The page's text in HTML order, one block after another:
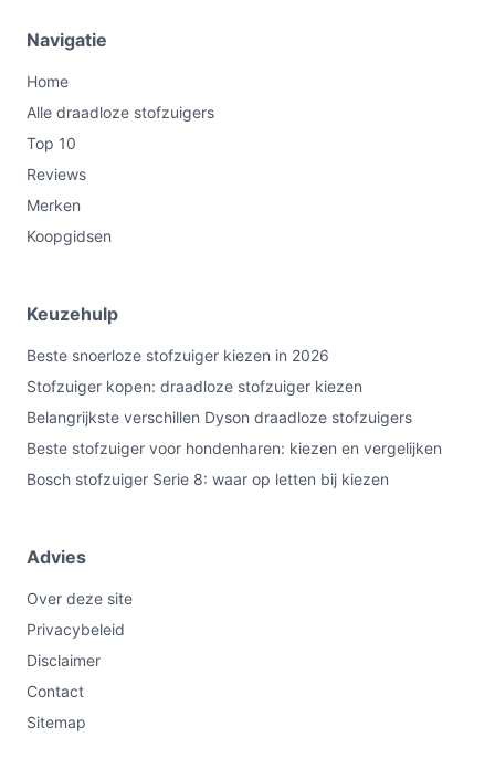
Navigatie
Home
Alle draadloze stofzuigers
Top 10
Reviews
Merken
Koopgidsen
Keuzehulp
Beste snoerloze stofzuiger kiezen in 2026
Stofzuiger kopen: draadloze stofzuiger kiezen
Belangrijkste verschillen Dyson draadloze stofzuigers
Beste stofzuiger voor hondenharen: kiezen en vergelijken
Bosch stofzuiger Serie 8: waar op letten bij kiezen
Advies
Over deze site
Privacybeleid
Disclaimer
Contact
Sitemap